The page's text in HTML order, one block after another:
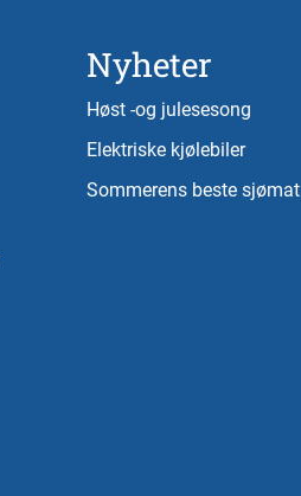
Nyheter
Høst -og julesesong
Elektriske kjølebiler
Sommerens beste sjømat